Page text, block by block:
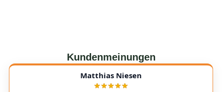
Kundenmeinungen
Matthias Niesen